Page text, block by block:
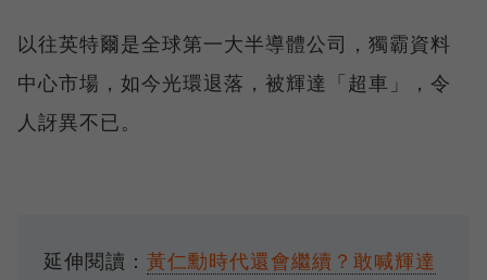
以往英特爾是全球第一大半導體公司，獨霸資料
中心市場，如今光環退落，被輝達「超車」，令
人訝異不已。
延伸閱讀： 黃仁勳時代還會繼續？敢喊輝達